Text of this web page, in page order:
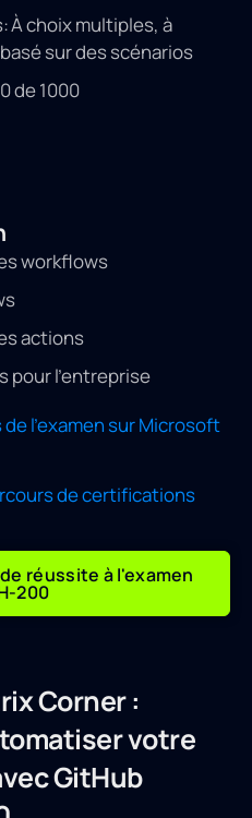
À choix multiples, à
sur des scénarios
de 1000
workflows
actions
pour l’entreprise
l’examen sur Microsoft
de certifications
réussite à l'examen
200
Corner :
votre
GitHub